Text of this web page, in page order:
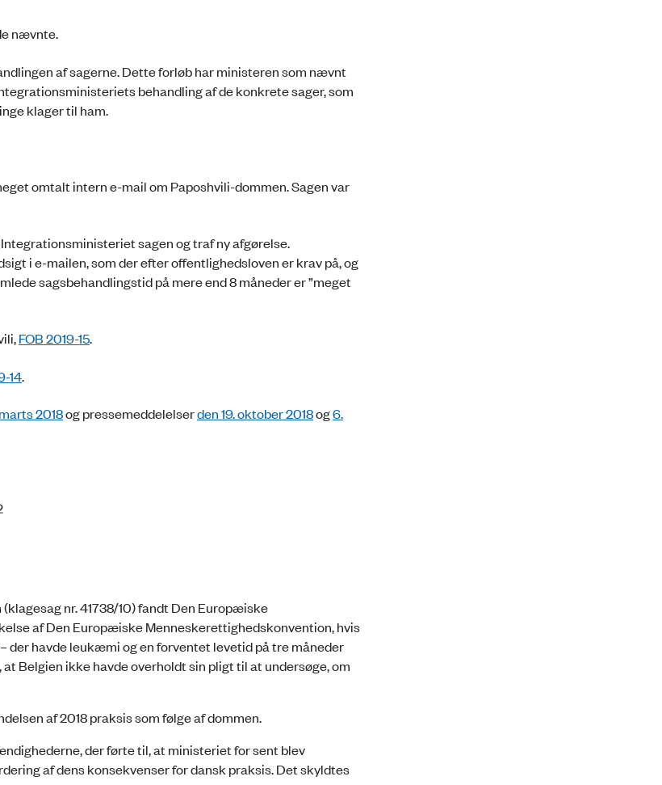
nævnte.
af sagerne. Dette forløb har ministeren som nævnt
behandling af de konkrete sager, som
klager til ham.
omtalt intern e-mail om Paposhvili-dommen. Sagen var
sagen og traf ny afgørelse.
i e-mailen, som der efter offentlighedsloven er krav på, og
sagsbehandlingstid på mere end 8 måneder er ”meget
FOB 2019-15.
14.
2018og pressemeddelelserden 19. oktober 2018og6.
nr. 41738/10) fandt Den Europæiske
af Den Europæiske Menneskerettighedskonvention, hvis
der havde leukæmi og en forventet levetid på tre måneder
Belgien ikke havde overholdt sin pligt til at undersøge, om
af 2018 praksis som følge af dommen.
der førte til, at ministeriet for sent blev
af dens konsekvenser for dansk praksis. Det skyldtes